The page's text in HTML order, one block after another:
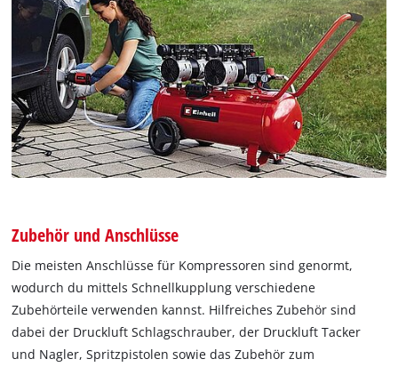
Zubehör und Anschlüsse
Die meisten Anschlüsse für Kompressoren sind genormt,
wodurch du mittels Schnellkupplung verschiedene
Zubehörteile verwenden kannst. Hilfreiches Zubehör sind
dabei der Druckluft Schlagschrauber, der Druckluft Tacker
und Nagler, Spritzpistolen sowie das Zubehör zum